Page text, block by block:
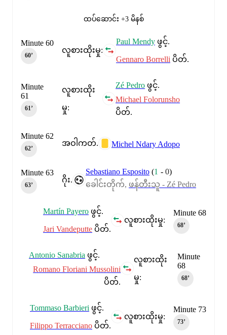
ထပ်ဆောင်း +3 မိနစ်
လူစားထိုးမှု:
Paul Mendy ဖွင့်.
Gennaro Borrelli ပိတ်.
Minute 60
60‎’‎
လူစားထိုး
မှု:
Zé Pedro ဖွင့်.
Michael Folorunsho
ပိတ်.
Minute
61
61‎’‎
အဝါကတ်. Michel Ndary Adopo
Minute 62
62‎’‎
ဂိုး.
Sebastiano Esposito (1 -0)
ခေါင်းတိုက်, ဖန်တီးသူ - Zé Pedro
Minute 63
63‎’‎
Minute 68
68‎’‎
လူစားထိုးမှု:
Martín Payero ဖွင့်.
Jari Vandeputte ပိတ်.
Minute
68
68‎’‎
လူစားထိုး
မှု:
Antonio Sanabria ဖွင့်.
Romano Floriani Mussolini
ပိတ်.
Minute 73
73‎’‎
လူစားထိုးမှု:
Tommaso Barbieri ဖွင့်.
Filippo Terracciano ပိတ်.